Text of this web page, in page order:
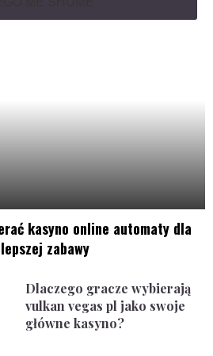
kasyno online automaty dla
zabawy
Dlaczego gracze wybierają
vulkan vegas pl jako swoje
główne kasyno?